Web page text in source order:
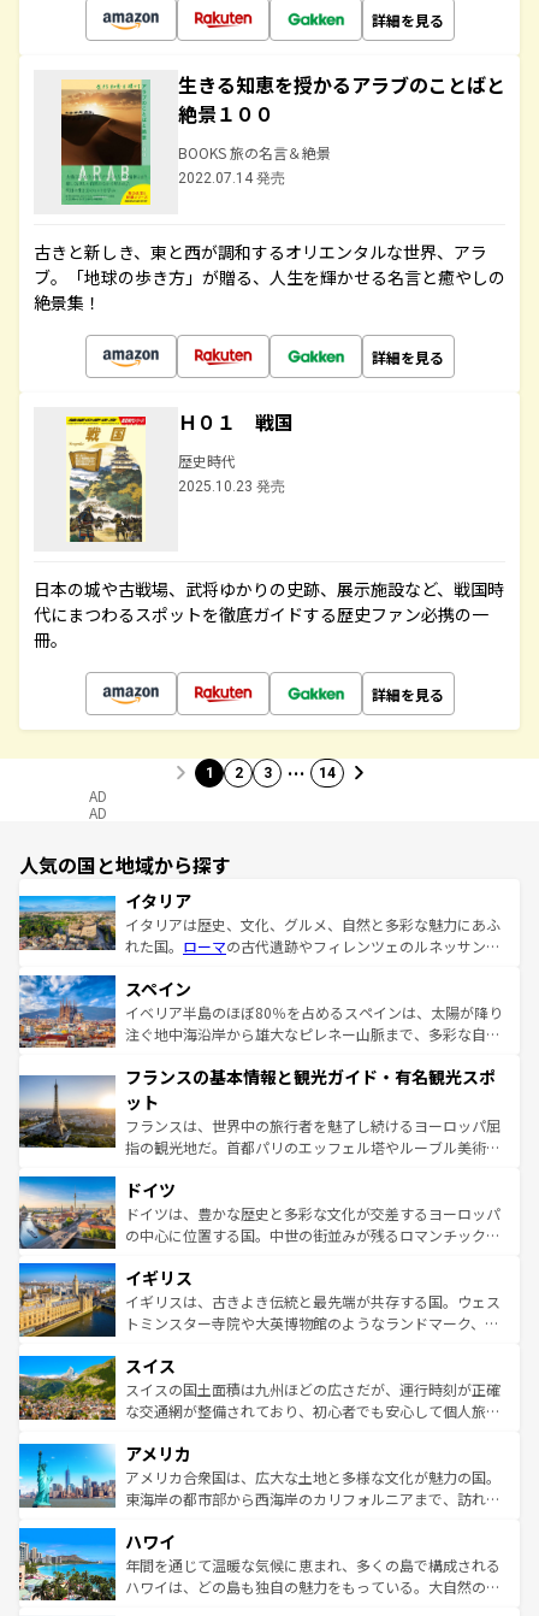
詳細を見る
生きる知恵を授かるアラブのことばと
絶景１００
BOOKS 旅の名言＆絶景
2022.07.14 発売
古きと新しき、東と西が調和するオリエンタルな世界、アラ
ブ。「地球の歩き方」が贈る、人生を輝かせる名言と癒やしの
絶景集！
詳細を見る
Ｈ０１ 戦国
歴史時代
2025.10.23 発売
日本の城や古戦場、武将ゆかりの史跡、展示施設など、戦国時
代にまつわるスポットを徹底ガイドする歴史ファン必携の一
冊。
詳細を見る
1 2 3 … 14
AD
AD
人気の国と地域から探す
イタリア
イタリアは歴史、文化、グルメ、自然と多彩な魅力にあふ
れた国。 ローマの古代遺跡やフィレンツェのルネッサンス
ろん、トスカーナの美しい田園風景やアマルフィ海岸の絶
景など、自然景観も見逃せない。観光の合間には、本場の
ピザやパスタなど、絶品のイタリア料理を堪能することも
ませてくれるイタリアで、忘れられない旅をしてみよう！
なお、新着のイタリア情報は
しい。
スペイン
イベリア半島のほぼ80％を占めるスペインは、太陽が降り
注ぐ地中海沿岸から雄大なピレネー山脈まで、多彩な自然
文化が根付くこの国では、情熱的なフラメンコ、熱気あふ
れる闘牛、そして美味しいタパスが生活の一部となってい
る。首都マドリードの洗練された雰囲気や、バルセロナの
アートに溢れた街角から、地方では古代ローマ遺跡や中世
せる。地方によって風土や気候が異なるスペインはその個
性で訪れる人を魅了する。 なお、新着のスペイン情報は コ
ンテンツ一覧を参照してほしい。
フランスの基本情報と観光ガイド・有名観光スポ
ット
フランスは、世界中の旅行者を魅了し続けるヨーロッパ屈
指の観光地だ。首都パリのエッフェル塔やルーブル美術館
で、幅広い魅力が詰まっている。華麗な宮殿、歴史的な大
聖堂、美しいビーチ、そして豊かな自然が、訪れる者を心
から魅了する。また、フランスは美食の国としても知ら
いる。シャンパンの発祥地であるランス、プロヴァンスの
香り高いラベンダー畑など、多彩な楽しみ方が可能だ。さ
らに、パリ以外の地域にも魅力が溢れており、どの街角に
れる地方に足を運ぶとそれぞれで全く異なる文化を体験で
きるだろう。 なお、新着のフランス情報はコンテンツ一覧
を参照してほしい。
ドイツ
ドイツは、豊かな歴史と多彩な文化が交差するヨーロッパ
の中心に位置する国。中世の街並みが残るロマンチック街
顔を持つこの国は、どこを歩いても飽きることがない。ベ
ルリンの文化的活気、バイエルン州のアルプスの絶景、そ
してライン川沿いのワイン畑といった風景は必見。ビール
は、お酒好きな人にはぜひ体験してほしい。 なお、新着の
ドイツ情報はコンテンツ一覧を参照してほしい。
イギリス
イギリスは、古きよき伝統と最先端が共存する国。ウェス
トミンスター寺院や大英博物館のようなランドマーク、歴
リアごとに異なる魅力がある。また、優雅なアフタヌーン
ティー、ビール好きにはたまらない英国パブ、サッカー観
戦など、本場だからこそできる体験も豊富。イギリスを旅
ンツ一覧を参照してほしい。
スイス
スイスの国土面積は九州ほどの広さだが、運行時刻が正確
な交通網が整備されており、初心者でも安心して個人旅行
の建物がそのまま残る町や、スイスならではのユニークな
博物館もあり、アルプス観光だけでなく町歩きも満喫する
ことができる。国民の所得が高いため物価も高いが、旅行
ば市内交通費無料で観光を楽しむこともできる。 なお、新
着のスイス情報はコンテンツ一覧 を参照してほしい。
アメリカ
アメリカ合衆国は、広大な土地と多様な文化が魅力の国。
東海岸の都市部から西海岸のカリフォルニアまで、訪れる
のような巨大都市は、観光、ショッピング、エンターテイ
ンメントが詰まった刺激的なスポットだ。一方、アメリカ
西部には大自然が広がり、グランドキャニオンやイエロー
ハワイ
年間を通じて温暖な気候に恵まれ、多くの島で構成される
ハワイは、どの島も独自の魅力をもっている。大自然の神